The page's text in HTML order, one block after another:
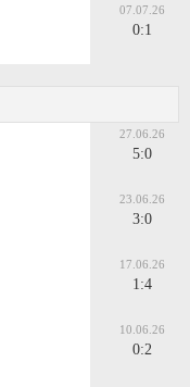
07.07.26
0:1
27.06.26
5:0
23.06.26
3:0
17.06.26
1:4
10.06.26
0:2